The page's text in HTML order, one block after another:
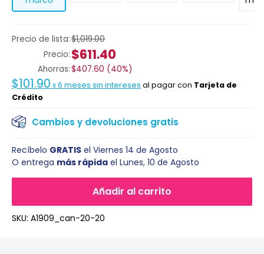
Precio de lista:$1,019.00
Precio: $611.40
Ahorras:$407.60 (40%)
$101.90 x6 meses sin intereses al pagar con Tarjeta de
Crédito
Cambios y devoluciones gratis
Añadir al carrito
Recíbelo GRATIS el Viernes 14 de Agosto
O entrega más rápida el Lunes, 10 de Agosto
SKU: A1909_can-20-20